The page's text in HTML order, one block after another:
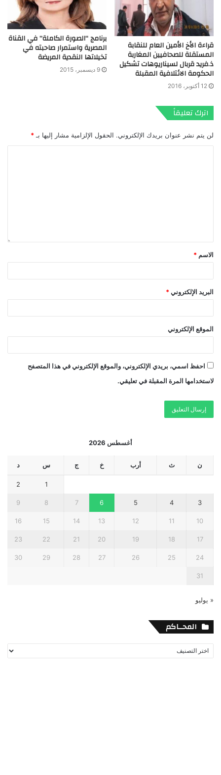
قراءة الأخ الأمين العام للنقابة
المستقلة للصحافيين المغاربة
ذ.فريد قربال لسيناريوهات تشكيل
الحكومة الائتلافية المقبلة
12 أكتوبر، 2016
برنامج “الصورة الكاملة” في القناة
المصرية واستمرار صاحبته في
تخيلاتها النقدية المريضة
9 ديسمبر، 2015
اترك تعليقاً
لن يتم نشر عنوان بريدك الإلكتروني. الحقول الإلزامية مشار إليها بـ *
الاسم *
البريد الإلكتروني *
الموقع الإلكتروني
احفظ اسمي، بريدي الإلكتروني، والموقع الإلكتروني في هذا المتصفح
لاستخدامها المرة المقبلة في تعليقي.
أغسطس 2026
ن ث أرب خ ج س د
1
2
3
4
5
6
7
8
9
10
11
12
13
14
15
16
17
18
19
20
21
22
23
24
25
26
27
28
29
30
31
« يوليو
المحــاكم
المحــاكم